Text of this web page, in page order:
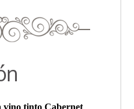
vino tinto Cabernet